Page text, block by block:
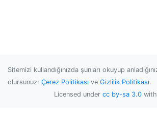
Sitemizi kullandığınızda şunları okuyup
olursunuz: Çerez Politikası ve Gizlilik Politikası.
Licensed under cc by-sa 3.0